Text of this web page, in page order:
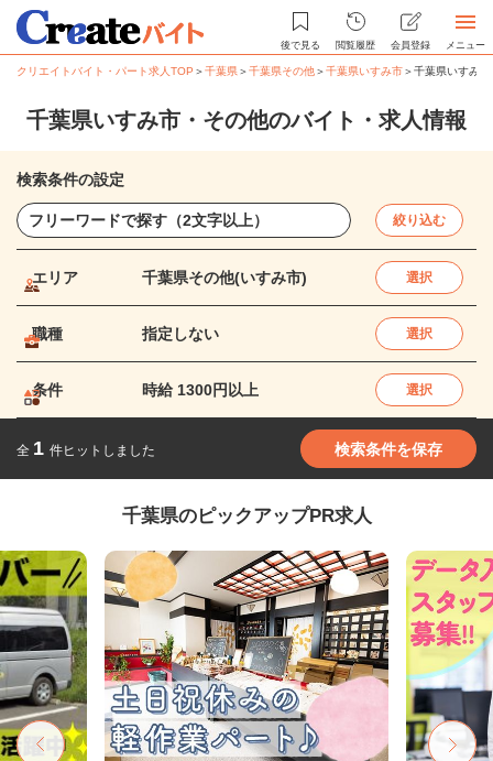
後で見る 閲覧履歴 会員登録 メニュー
クリエイトバイト・パート求人TOP ＞千葉県＞千葉県その他＞千葉県いすみ市＞千葉県いすみ
千葉県いすみ市・その他のバイト・求人情報
検索条件の設定
絞り込む
エリア 千葉県その他(いすみ市) 選択
職種 指定しない 選択
条件 時給 1300円以上 選択
全 1 件ヒットしました 検索条件を保存
千葉県のピックアップPR求人